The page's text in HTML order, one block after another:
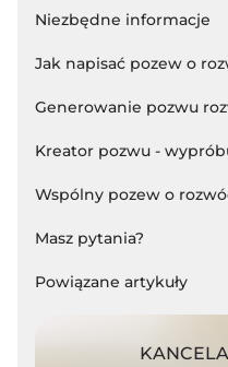
Niezbędne informacje
Jak napisać pozew o
Generowanie pozwu
Kreator pozwu -
Wspólny pozew o
Masz pytania?
Powiązane artykuły